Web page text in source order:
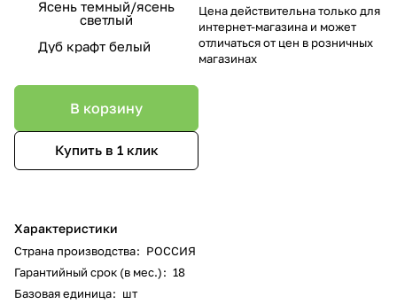
Ясень темный/ясень
светлый
Дуб крафт белый
В корзину
Купить в 1 клик
Характеристики
Страна производства: РОССИЯ
Гарантийный срок (в мес.): 18
Базовая единица: шт
Цена действительна только для
интернет-магазина и может
отличаться от цен в розничных
магазинах